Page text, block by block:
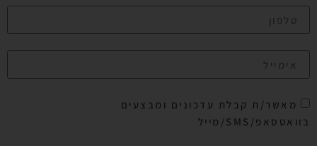
מאשר/ת קבלת עדכונים ומבצעים
בוואטסאפ/SMS/מייל